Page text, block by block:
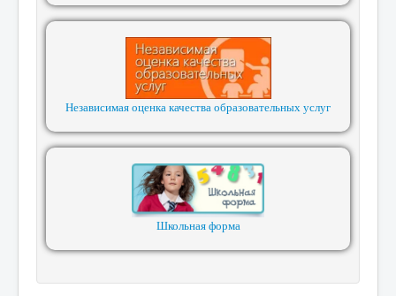
Независимая оценка качества образовательных услуг
Школьная форма